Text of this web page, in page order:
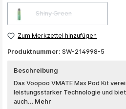
Shiny Green
Zum Merkzettel hinzufügen
Produktnummer: SW-214998-5
Beschreibung
Das Voopoo VMATE Max Pod Kit
leistungsstarker Technologie und
auch… Mehr